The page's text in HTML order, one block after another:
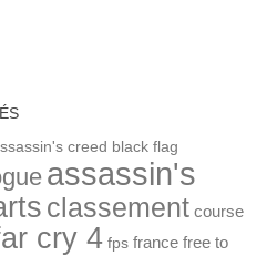
creed black flag
assassin's
classement course
cry 4 fps france free to